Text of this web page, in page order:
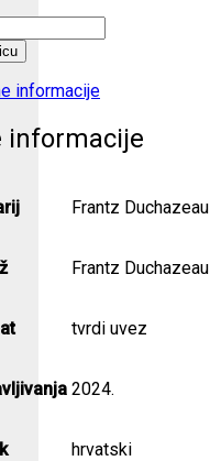
informacije
informacije
Frantz Duchazeau
Frantz Duchazeau
tvrdi uvez
2024.
hrvatski